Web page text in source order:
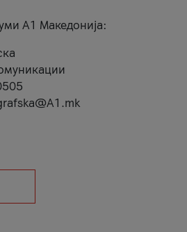
А1 Македонија: